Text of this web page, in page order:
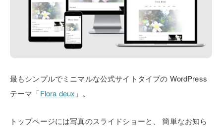
最もシンプルでミニマルな公式サイトタイプの WordPress
テーマ「Flora deux 」。
トップページには写真のスライドショーと、
簡単なお知ら